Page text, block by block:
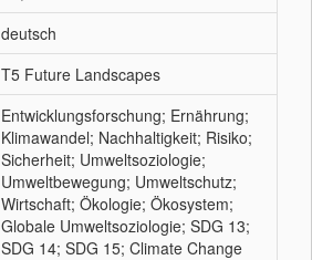
deutsch
T5 Future Landscapes
Entwicklungsforschung; Ernährung;
Klimawandel; Nachhaltigkeit; Risiko;
Sicherheit; Umweltsoziologie;
Umweltbewegung; Umweltschutz;
Wirtschaft; Ökologie; Ökosystem;
Globale Umweltsoziologie; SDG 13;
SDG 14; SDG 15; Climate Change